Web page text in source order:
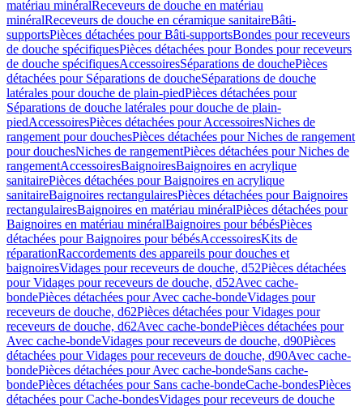
matériau minéralReceveurs de douche en matériau
minéralReceveurs de douche en céramique sanitaireBâti-
supportsPièces détachées pour Bâti-supportsBondes pour receveurs
de douche spécifiquesPièces détachées pour Bondes pour receveurs
de douche spécifiquesAccessoiresSéparations de douchePièces
détachées pour Séparations de doucheSéparations de douche
latérales pour douche de plain-piedPièces détachées pour
Séparations de douche latérales pour douche de plain-
piedAccessoiresPièces détachées pour AccessoiresNiches de
rangement pour douchesPièces détachées pour Niches de rangement
pour douchesNiches de rangementPièces détachées pour Niches de
rangementAccessoiresBaignoiresBaignoires en acrylique
sanitairePièces détachées pour Baignoires en acrylique
sanitaireBaignoires rectangulairesPièces détachées pour Baignoires
rectangulairesBaignoires en matériau minéralPièces détachées pour
Baignoires en matériau minéralBaignoires pour bébésPièces
détachées pour Baignoires pour bébésAccessoiresKits de
réparationRaccordements des appareils pour douches et
baignoiresVidages pour receveurs de douche, d52Pièces détachées
pour Vidages pour receveurs de douche, d52Avec cache-
bondePièces détachées pour Avec cache-bondeVidages pour
receveurs de douche, d62Pièces détachées pour Vidages pour
receveurs de douche, d62Avec cache-bondePièces détachées pour
Avec cache-bondeVidages pour receveurs de douche, d90Pièces
détachées pour Vidages pour receveurs de douche, d90Avec cache-
bondePièces détachées pour Avec cache-bondeSans cache-
bondePièces détachées pour Sans cache-bondeCache-bondesPièces
détachées pour Cache-bondesVidages pour receveurs de douche